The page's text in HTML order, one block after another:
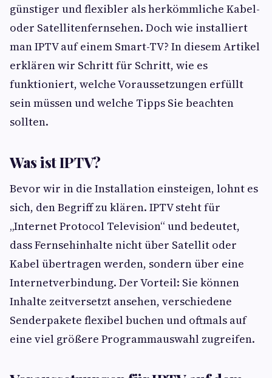
günstiger und flexibler als herkömmliche Kabel-
oder Satellitenfernsehen. Doch wie installiert
man IPTV auf einem Smart-TV? In diesem Artikel
erklären wir Schritt für Schritt, wie es
funktioniert, welche Voraussetzungen erfüllt
sein müssen und welche Tipps Sie beachten
sollten.
Was ist IPTV?
Bevor wir in die Installation einsteigen, lohnt es
sich, den Begriff zu klären. IPTV steht für
„Internet Protocol Television“ und bedeutet,
dass Fernsehinhalte nicht über Satellit oder
Kabel übertragen werden, sondern über eine
Internetverbindung. Der Vorteil: Sie können
Inhalte zeitversetzt ansehen, verschiedene
Senderpakete flexibel buchen und oftmals auf
eine viel größere Programmauswahl zugreifen.